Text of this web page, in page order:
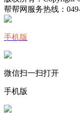
帮帮网服务热线：
手机版
微信扫一扫打开
手机版